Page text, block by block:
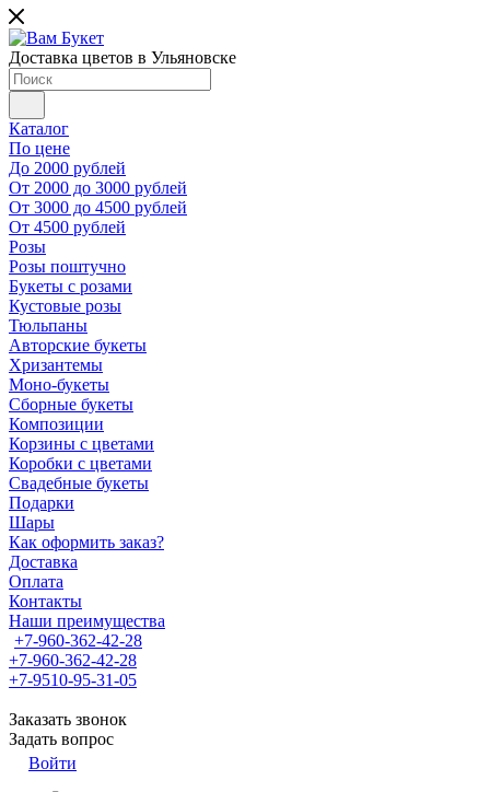
Доставка цветов в Ульяновске
Каталог
По цене
До 2000 рублей
От 2000 до 3000 рублей
От 3000 до 4500 рублей
От 4500 рублей
Розы
Розы поштучно
Букеты с розами
Кустовые розы
Тюльпаны
Авторские букеты
Хризантемы
Моно-букеты
Сборные букеты
Композиции
Корзины с цветами
Коробки с цветами
Свадебные букеты
Подарки
Шары
Как оформить заказ?
Доставка
Оплата
Контакты
Наши преимущества
+7-960-362-42-28
+7-960-362-42-28
+7-9510-95-31-05
Заказать звонок
Задать вопрос
Войти